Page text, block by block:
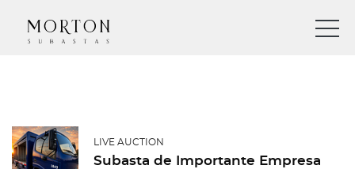
LIVE AUCTION
Subasta de Importante Empresa